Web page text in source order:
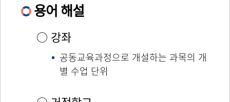
용어 해설
○ 강좌
공동교육과정으로 개설하는 과목의 개
별 수업 단위